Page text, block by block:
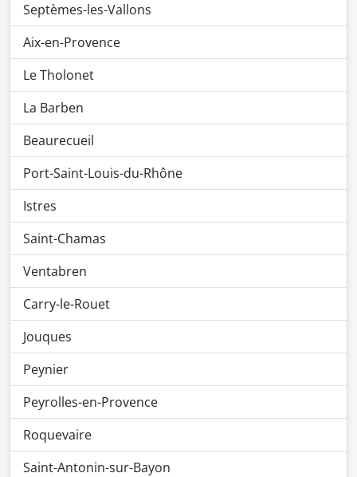
Septèmes-les-Vallons
Aix-en-Provence
Le Tholonet
La Barben
Beaurecueil
Port-Saint-Louis-du-Rhône
Istres
Saint-Chamas
Ventabren
Carry-le-Rouet
Jouques
Peynier
Peyrolles-en-Provence
Roquevaire
Saint-Antonin-sur-Bayon